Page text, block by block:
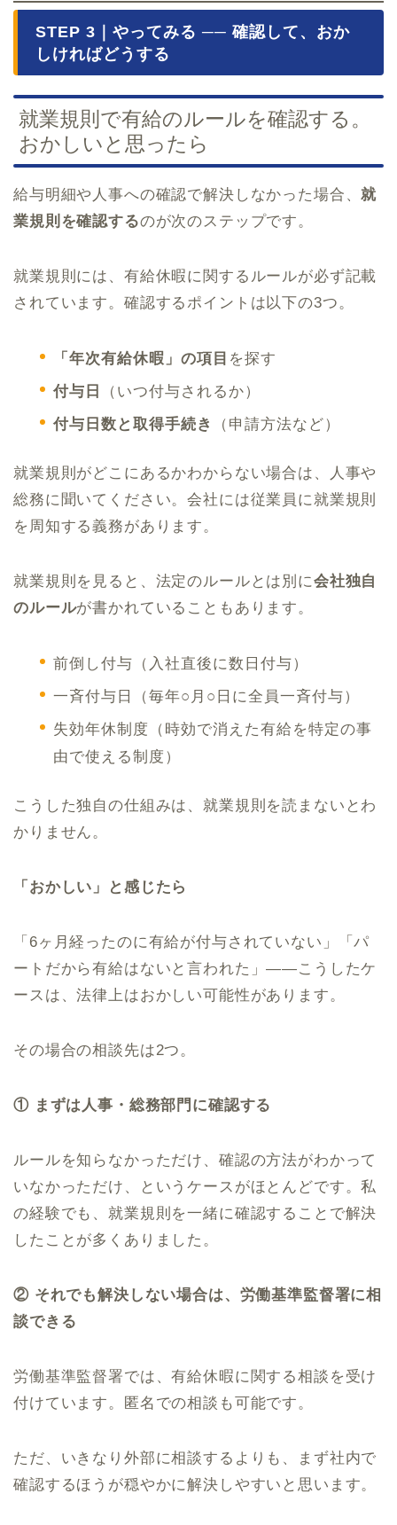
STEP 3｜やってみる ── 確認して、おか
しければどうする
就業規則で有給のルールを確認する。
おかしいと思ったら
給与明細や人事への確認で解決しなかった場合、就
業規則を確認するのが次のステップです。
就業規則には、有給休暇に関するルールが必ず記載
されています。確認するポイントは以下の3つ。
「年次有給休暇」の項目 を探す
付与日
（いつ付与されるか）
付与日数と取得手続き
（申請方法など）
就業規則がどこにあるかわからない場合は、人事や
総務に聞いてください。会社には従業員に就業規則
を周知する義務があります。
就業規則を見ると、法定のルールとは別に会社独自
のルールが書かれていることもあります。
前倒し付与（入社直後に数日付与）
一斉付与日（毎年○月○日に全員一斉付与）
失効年休制度（時効で消えた有給を特定の事
由で使える制度）
こうした独自の仕組みは、就業規則を読まないとわ
かりません。
「おかしい」と感じたら
「6ヶ月経ったのに有給が付与されていない」「パ
ートだから有給はないと言われた」——こうしたケ
ースは、法律上はおかしい可能性があります。
その場合の相談先は2つ。
① まずは人事・総務部門に確認する
ルールを知らなかっただけ、確認の方法がわかって
いなかっただけ、というケースがほとんどです。私
の経験でも、就業規則を一緒に確認することで解決
したことが多くありました。
② それでも解決しない場合は、労働基準監督署に相
談できる
労働基準監督署では、有給休暇に関する相談を受け
付けています。匿名での相談も可能です。
ただ、いきなり外部に相談するよりも、まず社内で
確認するほうが穏やかに解決しやすいと思います。